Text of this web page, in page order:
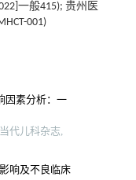
一般415); 贵州医
001)